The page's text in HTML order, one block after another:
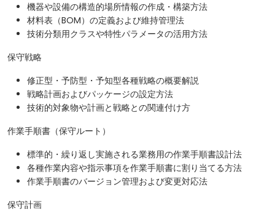
機器や設備の構造的場所情報の作成・構築方法
材料表（BOM）の定義および維持管理法
技術分類用クラスや特性パラメータの活用方法
保守戦略
修正型・予防型・予知型各種戦略の概要解説
戦略計画およびパッケージの設定方法
技術的対象物や計画と戦略との関連付け方
作業手順書（保守ルート）
標準的・繰り返し実施される業務用の作業手順書設計法
各種作業内容や指示事項を作業手順書に割り当てる方法
作業手順書のバージョン管理および変更対応法
保守計画